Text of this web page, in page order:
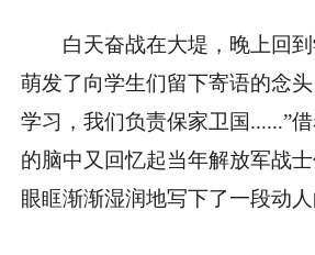
白天奋战在大堤，晚上回
萌发了向学生们留下寄语的念
学习，我们负责保家卫国......”
的脑中又回忆起当年解放军战
眼眶渐渐湿润地写下了一段动人